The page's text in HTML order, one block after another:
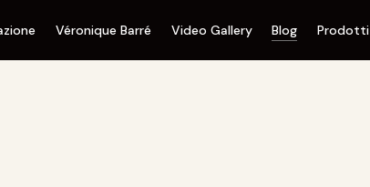
Véronique Barré Video Gallery Blog Prodotti